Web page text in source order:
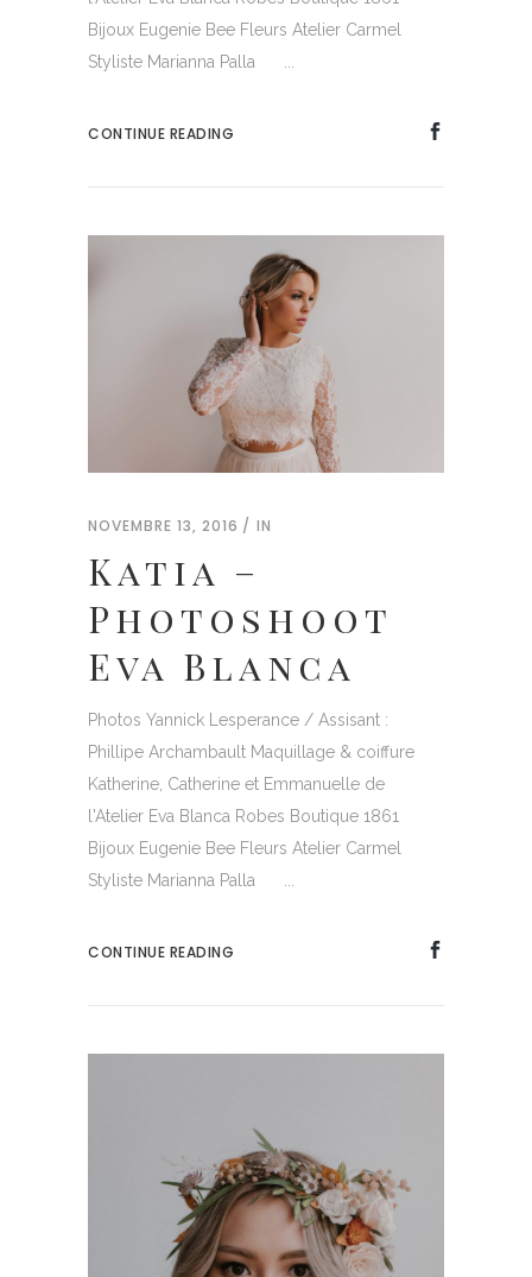
Bijoux Eugenie Bee Fleurs Atelier Carmel
Styliste Marianna Palla ...
CONTINUE READING
NOVEMBRE 13, 2016 IN
Katia –
Photoshoot
Eva Blanca
Photos Yannick Lesperance / Assisant :
Phillipe Archambault Maquillage & coiffure
Katherine, Catherine et Emmanuelle de
l'Atelier Eva Blanca Robes Boutique 1861
Bijoux Eugenie Bee Fleurs Atelier Carmel
Styliste Marianna Palla ...
CONTINUE READING